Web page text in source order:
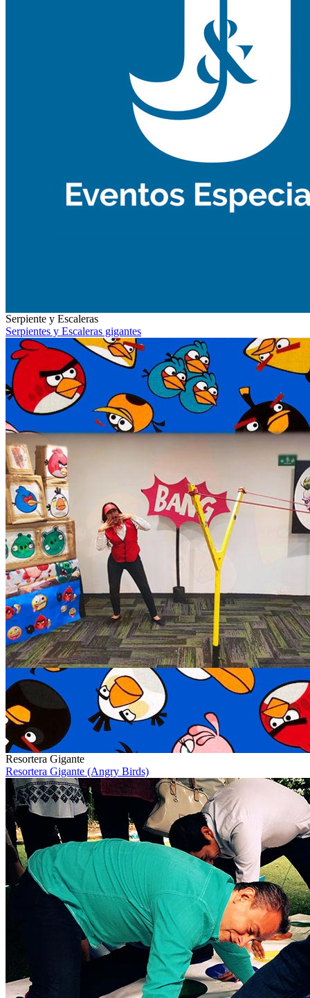
Serpiente y Escaleras
Serpientes y Escaleras gigantes
Resortera Gigante
Resortera Gigante (Angry Birds)